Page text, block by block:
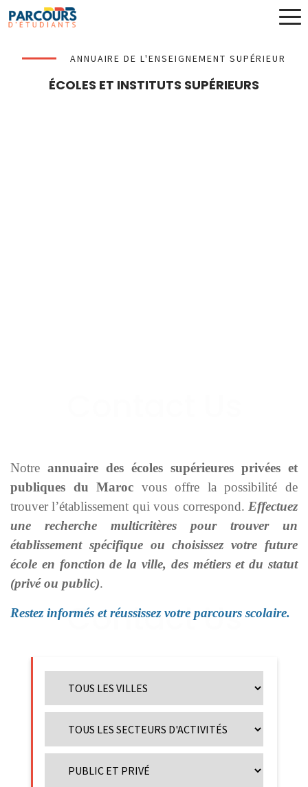
ANNUAIRE DE L'ENSEIGNEMENT SUPÉRIEUR
ÉCOLES ET INSTITUTS SUPÉRIEURS
Notre annuaire des écoles supérieures privées et
publiques du Maroc vous offre la possibilité de
trouver l’établissement qui vous correspond. Effectuez
une recherche multicritères pour trouver un
établissement spécifique ou choisissez votre future
école en fonction de la ville, des métiers et du statut
(privé ou public).
Restez informés et réussissez votre parcours scolaire.